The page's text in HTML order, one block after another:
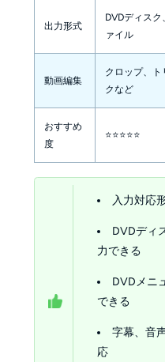
出力形式
DVDディス
ァイル
動画編集
クロップ、
クなど
おすすめ
度
⭐⭐⭐⭐⭐
入力対応
DVDディ
力できる
DVDメニ
できる
字幕、音
応